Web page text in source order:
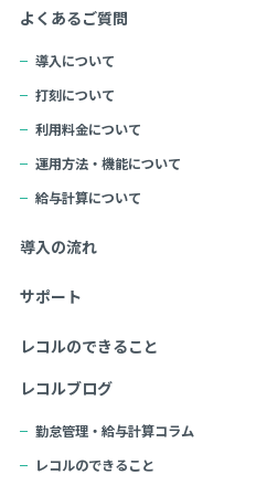
よくあるご質問
導入について
打刻について
利用料金について
運用方法・機能について
給与計算について
導入の流れ
サポート
レコルのできること
レコルブログ
勤怠管理・給与計算コラム
レコルのできること